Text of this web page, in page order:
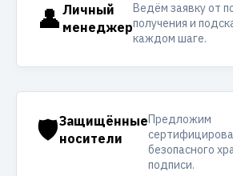
👤 Личный
менеджер
Ведём заявку от
получения и
каждом шаге.
🛡️Защищённые
носители
Предложим
безопасного
подписи.